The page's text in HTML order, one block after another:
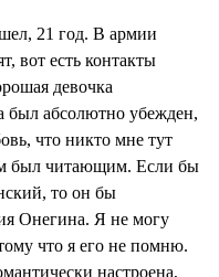
21 год. В армии
вот есть контакты
девочка
был абсолютно убежден,
что никто мне тут
был читающим. Если бы
то он бы
Онегина. Я не могу
что я его не помню.
настроена,